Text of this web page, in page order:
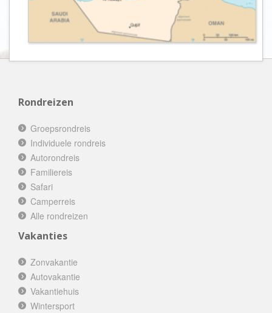
Rondreizen
Groepsrondreis
Individuele rondreis
Autorondreis
Familiereis
Safari
Camperreis
Alle rondreizen
Vakanties
Zonvakantie
Autovakantie
Vakantiehuis
Wintersport